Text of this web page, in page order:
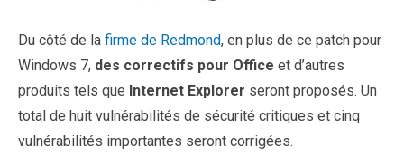
Du côté de la firme de Redmond, en plus de ce patch pour
Windows 7, des correctifs pour Office et d’autres
produits tels que Internet Explorer seront proposés. Un
total de huit vulnérabilités de sécurité critiques et cinq
vulnérabilités importantes seront corrigées.